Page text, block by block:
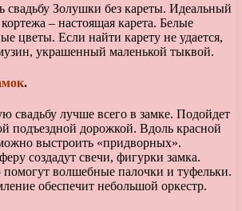
свадьбу Золушки без кареты. Идеальный
– настоящая карета. Белые
цветы. Если найти карету не удается,
украшенный маленькой тыквой.
.
свадьбу лучше всего в замке. Подойдет
подъездной дорожкой. Вдоль красной
выстроить «придворных».
создадут свечи, фигурки замка.
помогут волшебные палочки и туфельки.
обеспечит небольшой оркестр.